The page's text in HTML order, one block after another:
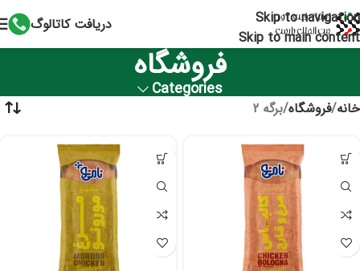
Skip to navigation
Skip to main content
دریافت کاتالوگ
فروشگاه
Categories
خانه فروشگاه برگه 2